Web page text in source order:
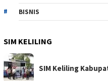
BISNIS
SIM KELILING
SIM Keliling